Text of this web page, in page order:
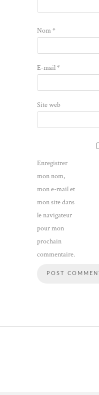
Nom*
E-mail*
Site web
Enregistrer
mon nom,
mon e-mail et
mon site dans
le navigateur
pour mon
prochain
commentaire.